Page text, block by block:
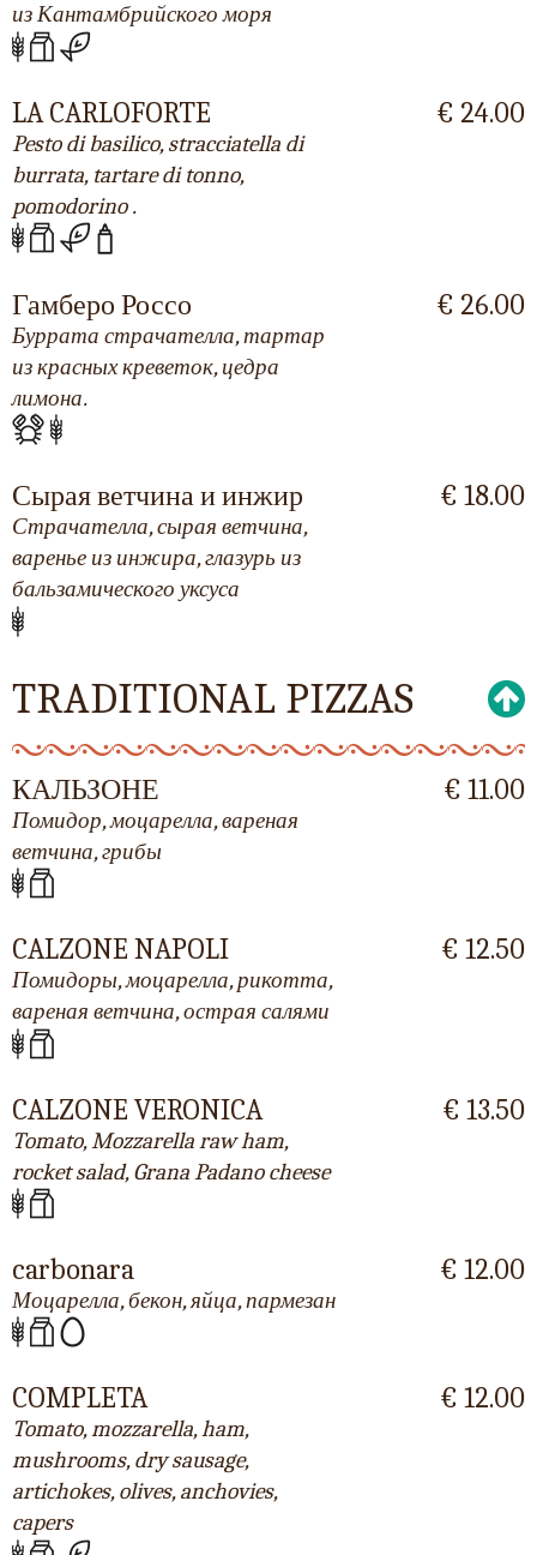
из Кантамбрийского моря
LA CARLOFORTE
Pesto di basilico, stracciatella di
burrata, tartare di tonno,
pomodorino .
€ 24.00
Гамберо Россо
Буррата страчателла, тартар
из красных креветок, цедра
лимона.
€ 26.00
Сырая ветчина и инжир
Страчателла, сырая ветчина,
варенье из инжира, глазурь из
бальзамического уксуса
€ 18.00
TRADITIONAL PIZZAS
КАЛЬЗОНЕ
Помидор, моцарелла, вареная
ветчина, грибы
€ 11.00
CALZONE NAPOLI
Помидоры, моцарелла, рикотта,
вареная ветчина, острая салями
€ 12.50
CALZONE VERONICA
Tomato, Mozzarella raw ham,
rocket salad, Grana Padano cheese
€ 13.50
carbonara
Моцарелла, бекон, яйца, пармезан
€ 12.00
COMPLETA
Tomato, mozzarella, ham,
mushrooms, dry sausage,
artichokes, olives, anchovies,
capers
€ 12.00